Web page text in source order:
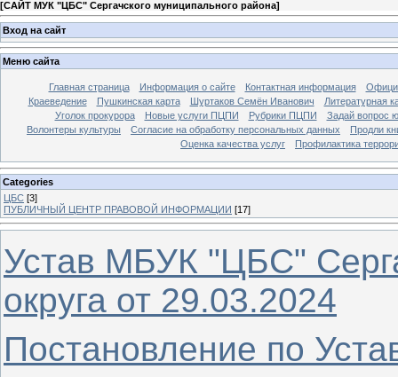
[САЙТ МУК "ЦБС" Сергачского муниципального района]
Вход на сайт
Меню сайта
Главная страница Информация о сайте Контактная информация
Краеведение
Пушкинская карта Шуртаков Семён Иванович
Литературная
Уголок прокурора
Новые услуги ПЦПИ Рубрики ПЦПИ
Задай вопрос
Волонтеры культуры
Согласие на обработку персональных данных
Продли
Оценка качества услуг
Профилактика
Categories
ЦБС [3]
ПУБЛИЧНЫЙ ЦЕНТР ПРАВОВОЙ ИНФОРМАЦИИ [17]
Устав МБУК "ЦБС"
округа от 29.03.2024
Постановление по